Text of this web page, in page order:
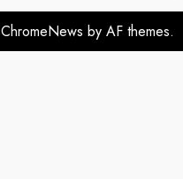
ChromeNews by AF themes.